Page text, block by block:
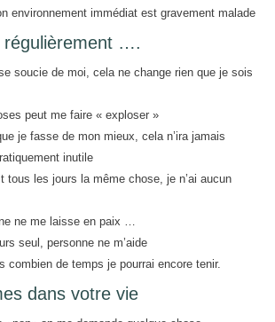
environnement immédiat est gravement malade
régulièrement ….
soucie de moi, cela ne change rien que je sois
peut me faire « exploser »
je fasse de mon mieux, cela n’ira jamais
inutile
tous les jours la même chose, je n’ai aucun
ne me laisse en paix …
seul, personne ne m’aide
de temps je pourrai encore tenir.
dans votre vie